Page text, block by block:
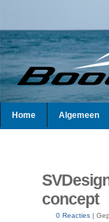
Home Algemeen
concept
0 Reacties |